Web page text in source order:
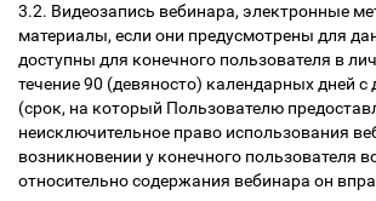
3.2. Видеозапись вебинара, электронные
материалы, если они предусмотрены для
доступны для конечного пользователя в
течение 90 (девяносто) календарных дней
(срок, на который Пользователю
неисключительное право использования
возникновении у конечного пользователя
относительно содержания вебинара он